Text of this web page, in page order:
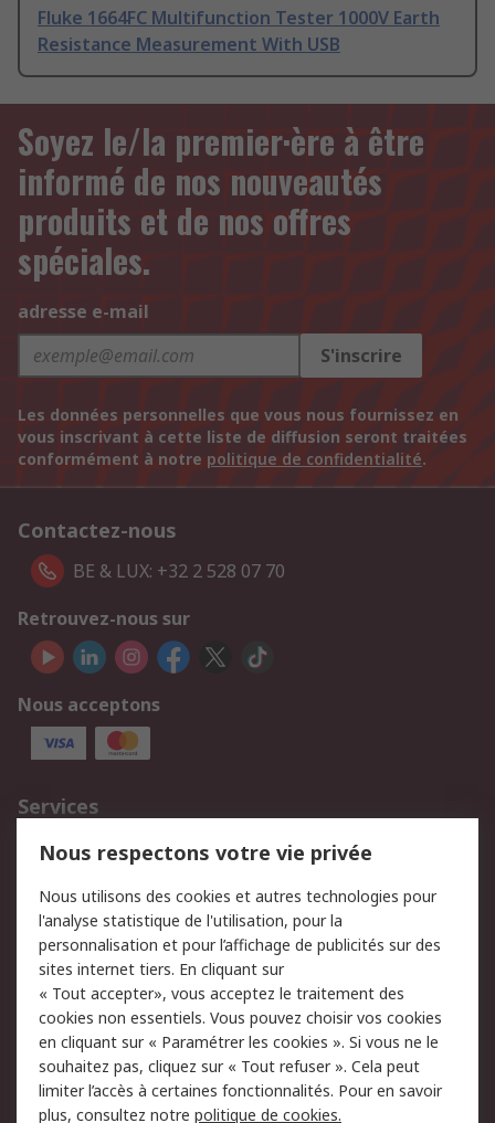
Fluke 1664FC Multifunction Tester 1000V Earth
Resistance Measurement With USB
Soyez le/la premier·ère à être
informé de nos nouveautés
produits et de nos offres
spéciales.
adresse e-mail
S'inscrire
Les données personnelles que vous nous fournissez en
vous inscrivant à cette liste de diffusion seront traitées
conformément à notre politique de confidentialité.
Contactez-nous
BE & LUX: +32 2 528 07 70
Retrouvez-nous sur
Nous acceptons
Services
750.000 produits
2.500 marques
Retours
Support technique
Track & trace
Legal
Politique de cookies
Sécurité des e-mails
Politique de protection
des données - Mise à
Conditions générales
de vente
Nous respectons votre vie privée
Nous utilisons des cookies et autres technologies pour
l'analyse statistique de l'utilisation, pour la
personnalisation et pour l’affichage de publicités sur des
sites internet tiers. En cliquant sur
« Tout accepter», vous acceptez le traitement des
cookies non essentiels. Vous pouvez choisir vos cookies
en cliquant sur « Paramétrer les cookies ». Si vous ne le
souhaitez pas, cliquez sur « Tout refuser ». Cela peut
limiter l’accès à certaines fonctionnalités. Pour en savoir
plus, consultez notre politique de cookies.